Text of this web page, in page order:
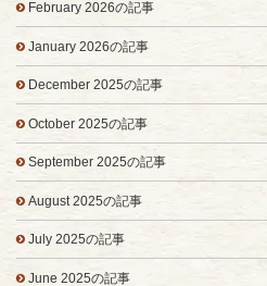
February 2026の記事
January 2026の記事
December 2025の記事
October 2025の記事
September 2025の記事
August 2025の記事
July 2025の記事
June 2025の記事